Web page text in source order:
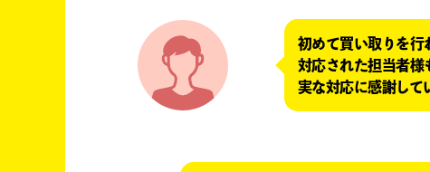
初めて買い取りを行
対応された担当者様
実な対応に感謝して